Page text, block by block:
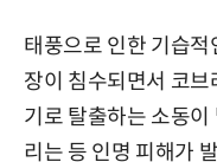
태풍으로 인한 기습
장이 침수되면서 코브
기로 탈출하는 소동
리는 등 인명 피해가